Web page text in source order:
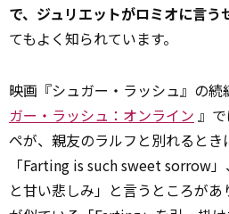
で、ジュリエットがロミオに言う
てもよく知られています。
映画『シュガー・ラッシュ』の
ガー・ラッシュ：オンライン 』
ペが、親友のラルフと別れるとき
「Farting is such sweet sorrow
と甘い悲しみ」と言うところが